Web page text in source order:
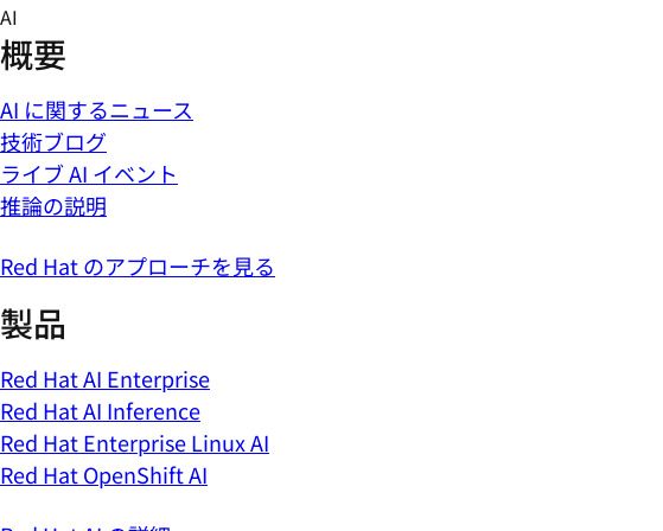
Skip
to
content
AI
概要
AI に関するニュース
技術ブログ
ライブ AI イベント
推論の説明
Red Hat のアプローチを見る
製品
Red Hat AI Enterprise
Red Hat AI Inference
Red Hat Enterprise Linux AI
Red Hat OpenShift AI